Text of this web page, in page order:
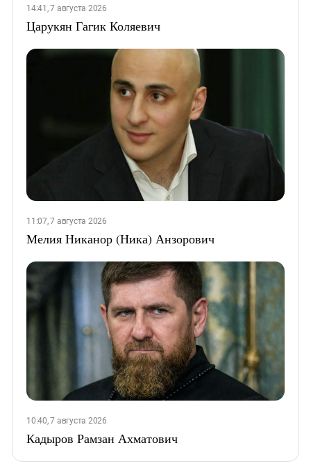
14:41, 7 августа 2026
Царукян Гагик Коляевич
11:07, 7 августа 2026
Мелия Никанор (Ника) Анзорович
10:40, 7 августа 2026
Кадыров Рамзан Ахматович